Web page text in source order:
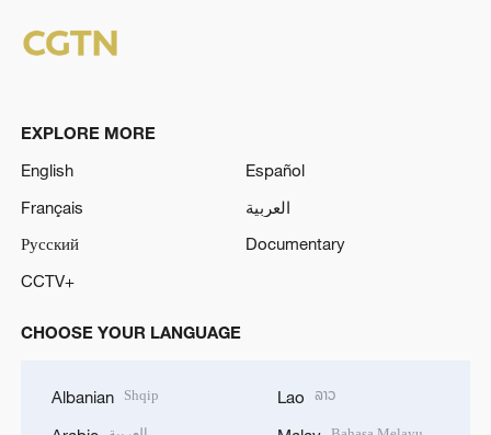
EXPLORE MORE
English
Español
Français
العربية
Русский
Documentary
CCTV+
CHOOSE YOUR LANGUAGE
Albanian Shqip Lao ລາວ